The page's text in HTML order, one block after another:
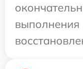
выполнения